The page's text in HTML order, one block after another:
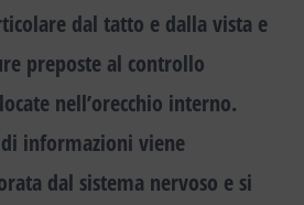
dal tatto e dalla vista e
preposte al controllo
nell’orecchio interno.
informazioni viene
dal sistema nervoso e si